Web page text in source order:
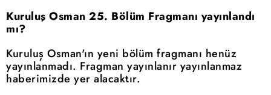
Kuruluş Osman 25. Bölüm Fragmanı yayınlandı
mı?
Kuruluş Osman'ın yeni bölüm fragmanı henüz
yayınlanmadı. Fragman yayınlanır yayınlanmaz
haberimizde yer alacaktır.